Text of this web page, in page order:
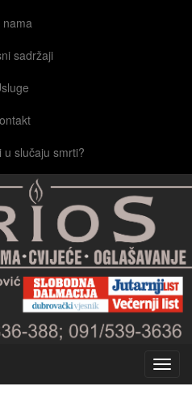
nama
sadržaji
u slučaju smrti?